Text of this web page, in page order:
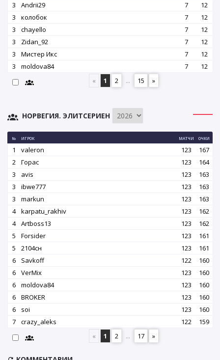
3
Andrii29 7
12
3
колобок 7
12
3
chayello 7
12
3
Zidan_92 7
12
3
Мистер Икс 7
12
3
moldova84 7
12
«
1 2 ... 15 »
НОРВЕГИЯ. ЭЛИТСЕРИЕН
№ ИГРОК МАТЧИ ОЧКИ
1 valeron 123
167
2
Горас 123
164
3
avis 123
163
3
ibwe777 123
163
3
markun 123
163
4
karpatu_rakhiv 123
162
4
Artboss13 123
162
5
Forsider 123
161
5
2104сн 123
161
6
Savkoff 122
160
6
VerMix 123
160
6
moldova84 123
160
6
BROKER 123
160
6
soi 123
160
7
crazy_aleks 122
159
«
1 2 ... 17 »